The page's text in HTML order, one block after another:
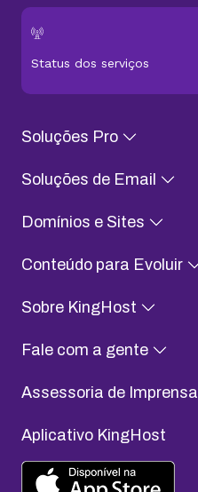
Status dos serviços
Soluções Pro
Soluções de Email
Domínios e Sites
Conteúdo para Evoluir
Sobre KingHost
Fale com a gente
Assessoria de Imprensa
Aplicativo KingHost